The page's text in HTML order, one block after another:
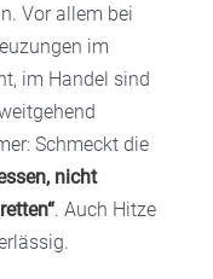
Vor allem bei
im
im Handel sind
Schmeckt die
nicht
. Auch Hitze